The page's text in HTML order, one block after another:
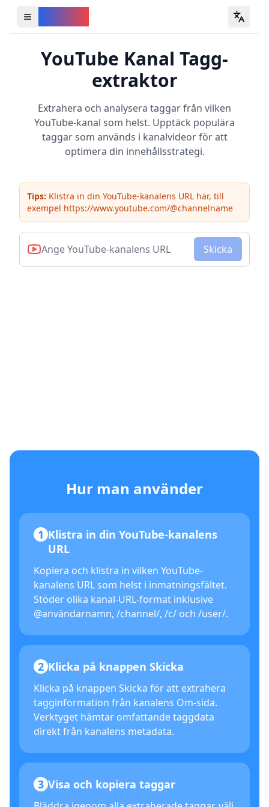
Open all YouTube tools
YouTube Kanal Tagg-
extraktor
Extrahera och analysera taggar från vilken
YouTube-kanal som helst. Upptäck populära
taggar som används i kanalvideor för att
optimera din innehållsstrategi.
Tips: Klistra in din YouTube-kanalens URL här, till
exempel https://www.youtube.com/@channelname
Skicka
Hur man använder
1 Klistra in din YouTube-kanalens
URL
Kopiera och klistra in vilken YouTube-
kanalens URL som helst i inmatningsfältet.
Stöder olika kanal-URL-format inklusive
@användarnamn, /channel/, /c/ och /user/.
2 Klicka på knappen Skicka
Klicka på knappen Skicka för att extrahera
tagginformation från kanalens Om-sida.
Verktyget hämtar omfattande taggdata
direkt från kanalens metadata.
3 Visa och kopiera taggar